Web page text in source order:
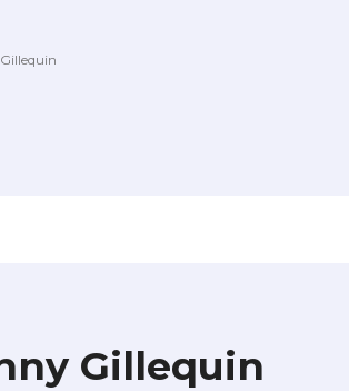
Gillequin